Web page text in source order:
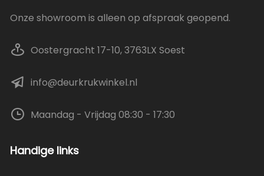
Onze showroom is alleen op afspraak geopend.
Oostergracht 17-10, 3763LX Soest
info@deurkrukwinkel.nl
Maandag - Vrijdag 08:30 - 17:30
Handige links